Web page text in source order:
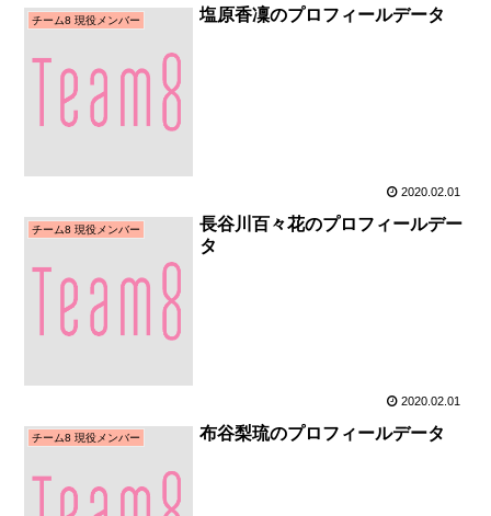
チーム8 現役メンバー 塩原香凜のプロフィールデータ
2020.02.01
チーム8 現役メンバー
長谷川百々花のプロフィールデー
タ
2020.02.01
チーム8 現役メンバー 布谷梨琉のプロフィールデータ